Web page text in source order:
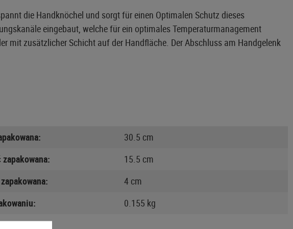
die Handknöchel und sorgt für einen Optimalen Schutz dieses
eingebaut, welche für ein optimales Temperaturmanagement
mit zusätzlicher Schicht auf der Handfläche. Der Abschluss am Handgelenk
30.5 cm
15.5 cm
4 cm
0.155 kg